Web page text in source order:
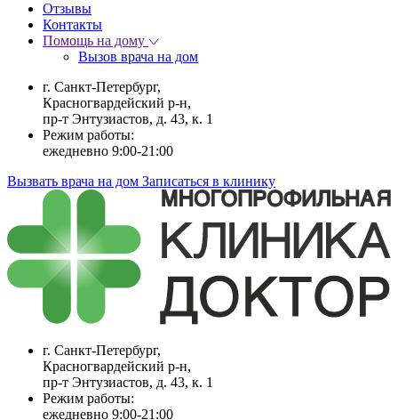
Отзывы
Контакты
Помощь на дому
Вызов врача на дом
г. Санкт-Петербург,
Красногвардейский р-н,
пр-т Энтузиастов, д. 43, к. 1
Режим работы:
ежедневно 9:00-21:00
Вызвать врача на дом Записаться в клинику
г. Санкт-Петербург,
Красногвардейский р-н,
пр-т Энтузиастов, д. 43, к. 1
Режим работы:
ежедневно 9:00-21:00